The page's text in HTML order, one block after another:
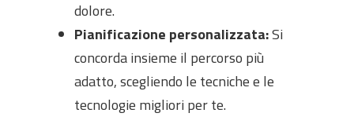
dolore.
Pianificazione personalizzata:Si
concorda insieme il percorso più
adatto, scegliendo le tecniche e le
tecnologie migliori per te.